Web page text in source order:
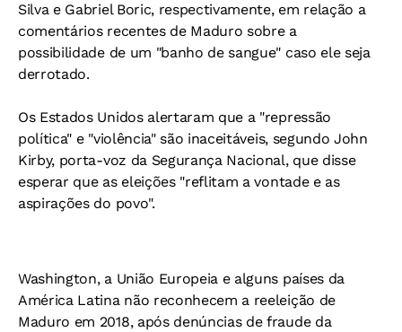
Silva e Gabriel Boric, respectivamente, em relação a
comentários recentes de Maduro sobre a
possibilidade de um "banho de sangue" caso ele seja
derrotado.
Os Estados Unidos alertaram que a "repressão
política" e "violência" são inaceitáveis, segundo John
Kirby, porta-voz da Segurança Nacional, que disse
esperar que as eleições "reflitam a vontade e as
aspirações do povo".
Washington, a União Europeia e alguns países da
América Latina não reconhecem a reeleição de
Maduro em 2018, após denúncias de fraude da